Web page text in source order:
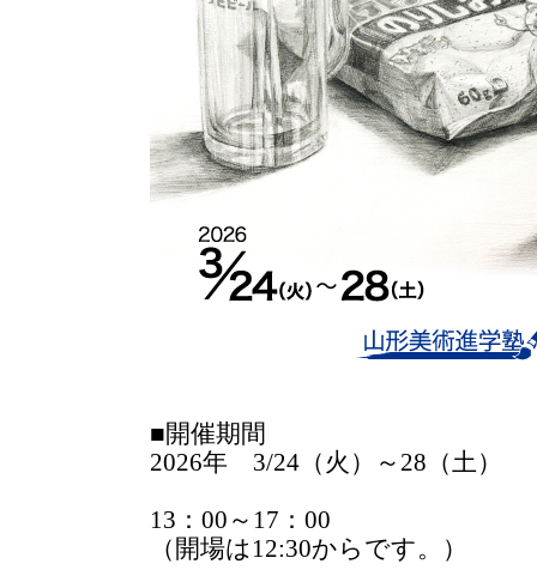
■開催期間
2026年 3/24（火）～28（土）
13：00～17：00
（開場は12:30からです。）